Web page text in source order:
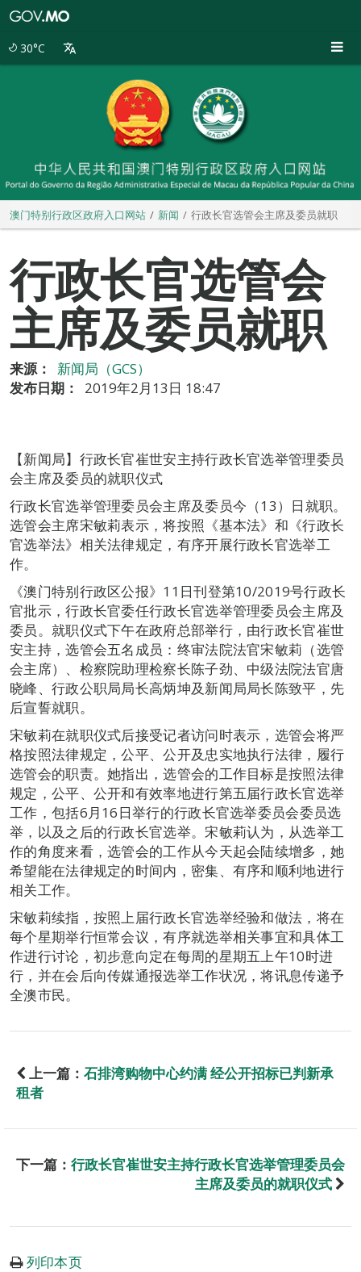
30°C
澳门特别行政区政府入口网站 新闻 行政长官选管会主席及委员就职
行政长官选管会
主席及委员就职
来源：
新闻局（GCS）
发布日期：
2019年2月13日 18:47
【新闻局】行政长官崔世安主持行政长官选举管理委员
会主席及委员的就职仪式
行政长官选举管理委员会主席及委员今（13）日就职。
选管会主席宋敏莉表示，将按照《基本法》和《行政长
官选举法》相关法律规定，有序开展行政长官选举工
作。
《澳门特别行政区公报》11日刊登第10/2019号行政长
官批示，行政长官委任行政长官选举管理委员会主席及
委员。就职仪式下午在政府总部举行，由行政长官崔世
安主持，选管会五名成员：终审法院法官宋敏莉（选管
会主席）、检察院助理检察长陈子劲、中级法院法官唐
晓峰、行政公职局局长高炳坤及新闻局局长陈致平，先
后宣誓就职。
宋敏莉在就职仪式后接受记者访问时表示，选管会将严
格按照法律规定，公平、公开及忠实地执行法律，履行
选管会的职责。她指出，选管会的工作目标是按照法律
规定，公平、公开和有效率地进行第五届行政长官选举
工作，包括6月16日举行的行政长官选举委员会委员选
举，以及之后的行政长官选举。宋敏莉认为，从选举工
作的角度来看，选管会的工作从今天起会陆续增多，她
希望能在法律规定的时间内，密集、有序和顺利地进行
相关工作。
宋敏莉续指，按照上届行政长官选举经验和做法，将在
每个星期举行恒常会议，有序就选举相关事宜和具体工
作进行讨论，初步意向定在每周的星期五上午10时进
行，并在会后向传媒通报选举工作状况，将讯息传递予
全澳市民。
上一篇： 石排湾购物中心约满 经公开招标已判新承
租者
下一篇： 行政长官崔世安主持行政长官选举管理委员会
主席及委员的就职仪式
列印本页